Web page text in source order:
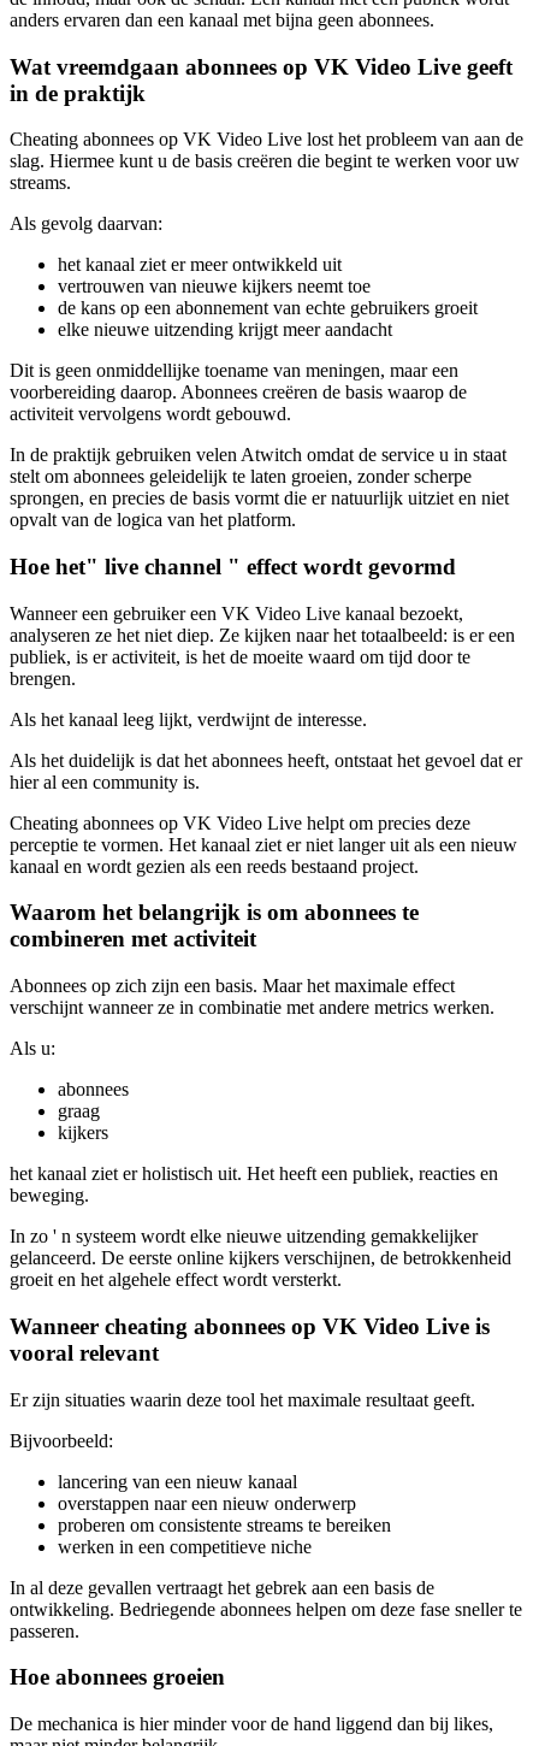
anders ervaren dan een kanaal met bijna geen abonnees.
Wat vreemdgaan abonnees op VK Video Live geeft
in de praktijk
Cheating abonnees op VK Video Live lost het probleem van aan de
slag. Hiermee kunt u de basis creëren die begint te werken voor uw
streams.
Als gevolg daarvan:
het kanaal ziet er meer ontwikkeld uit
vertrouwen van nieuwe kijkers neemt toe
de kans op een abonnement van echte gebruikers groeit
elke nieuwe uitzending krijgt meer aandacht
Dit is geen onmiddellijke toename van meningen, maar een
voorbereiding daarop. Abonnees creëren de basis waarop de
activiteit vervolgens wordt gebouwd.
In de praktijk gebruiken velen Atwitch omdat de service u in staat
stelt om abonnees geleidelijk te laten groeien, zonder scherpe
sprongen, en precies de basis vormt die er natuurlijk uitziet en niet
opvalt van de logica van het platform.
Hoe het" live channel " effect wordt gevormd
Wanneer een gebruiker een VK Video Live kanaal bezoekt,
analyseren ze het niet diep. Ze kijken naar het totaalbeeld: is er een
publiek, is er activiteit, is het de moeite waard om tijd door te
brengen.
Als het kanaal leeg lijkt, verdwijnt de interesse.
Als het duidelijk is dat het abonnees heeft, ontstaat het gevoel dat er
hier al een community is.
Cheating abonnees op VK Video Live helpt om precies deze
perceptie te vormen. Het kanaal ziet er niet langer uit als een nieuw
kanaal en wordt gezien als een reeds bestaand project.
Waarom het belangrijk is om abonnees te
combineren met activiteit
Abonnees op zich zijn een basis. Maar het maximale effect
verschijnt wanneer ze in combinatie met andere metrics werken.
Als u:
abonnees
graag
kijkers
het kanaal ziet er holistisch uit. Het heeft een publiek, reacties en
beweging.
In zo ' n systeem wordt elke nieuwe uitzending gemakkelijker
gelanceerd. De eerste online kijkers verschijnen, de betrokkenheid
groeit en het algehele effect wordt versterkt.
Wanneer cheating abonnees op VK Video Live is
vooral relevant
Er zijn situaties waarin deze tool het maximale resultaat geeft.
Bijvoorbeeld:
lancering van een nieuw kanaal
overstappen naar een nieuw onderwerp
proberen om consistente streams te bereiken
werken in een competitieve niche
In al deze gevallen vertraagt het gebrek aan een basis de
ontwikkeling. Bedriegende abonnees helpen om deze fase sneller te
passeren.
Hoe abonnees groeien
De mechanica is hier minder voor de hand liggend dan bij likes,